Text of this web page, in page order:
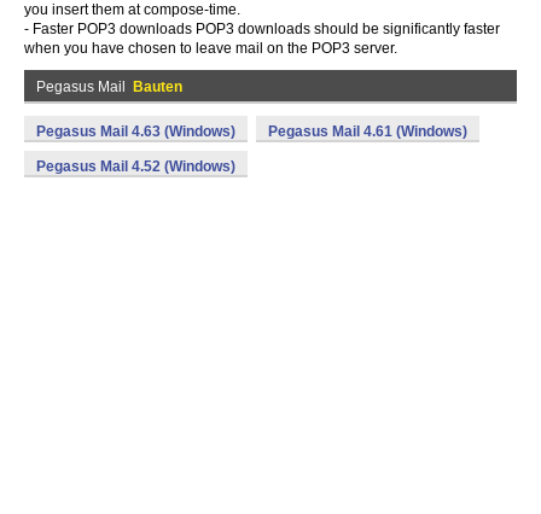
you insert them at compose-time.
- Faster POP3 downloads POP3 downloads should be significantly faster
when you have chosen to leave mail on the POP3 server.
Pegasus Mail Bauten
Pegasus Mail 4.63 (Windows) Pegasus Mail 4.61 (Windows)
Pegasus Mail 4.52 (Windows)